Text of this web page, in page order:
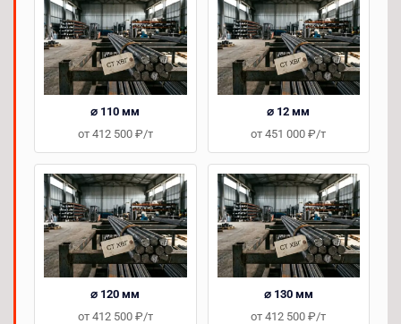
⌀ 110 мм
от 412 500 ₽/т
⌀ 12 мм
от 451 000 ₽/т
⌀ 120 мм
от 412 500 ₽/т
⌀ 130 мм
от 412 500 ₽/т